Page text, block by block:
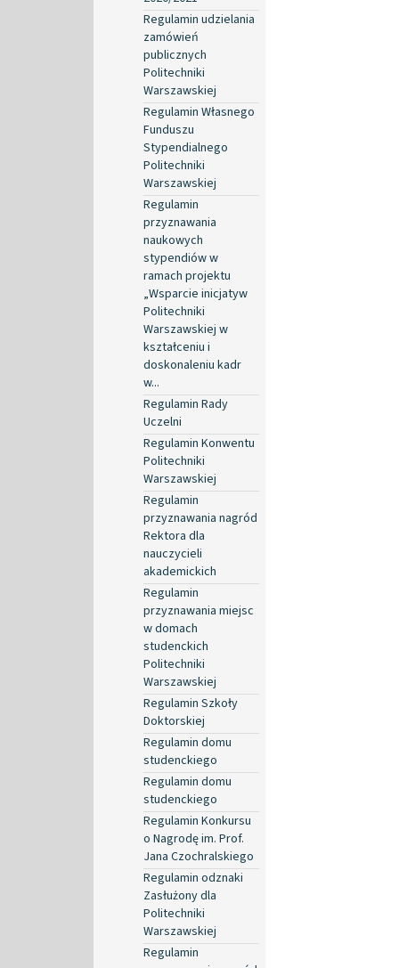
Regulamin udzielania
zamówień
publicznych
Politechniki
Warszawskiej
Regulamin Własnego
Funduszu
Stypendialnego
Politechniki
Warszawskiej
Regulamin
przyznawania
naukowych
stypendiów w
ramach projektu
„Wsparcie inicjatyw
Politechniki
Warszawskiej w
kształceniu i
doskonaleniu kadr
w...
Regulamin Rady
Uczelni
Regulamin Konwentu
Politechniki
Warszawskiej
Regulamin
przyznawania nagród
Rektora dla
nauczycieli
akademickich
Regulamin
przyznawania miejsc
w domach
studenckich
Politechniki
Warszawskiej
Regulamin Szkoły
Doktorskiej
Regulamin domu
studenckiego
Regulamin domu
studenckiego
Regulamin Konkursu
o Nagrodę im. Prof.
Jana Czochralskiego
Regulamin odznaki
Zasłużony dla
Politechniki
Warszawskiej
Regulamin